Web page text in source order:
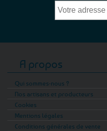
A propos
Qui sommes-nous ?
Nos artisans et producteurs
Cookies
Mentions légales
Conditions générales de vente